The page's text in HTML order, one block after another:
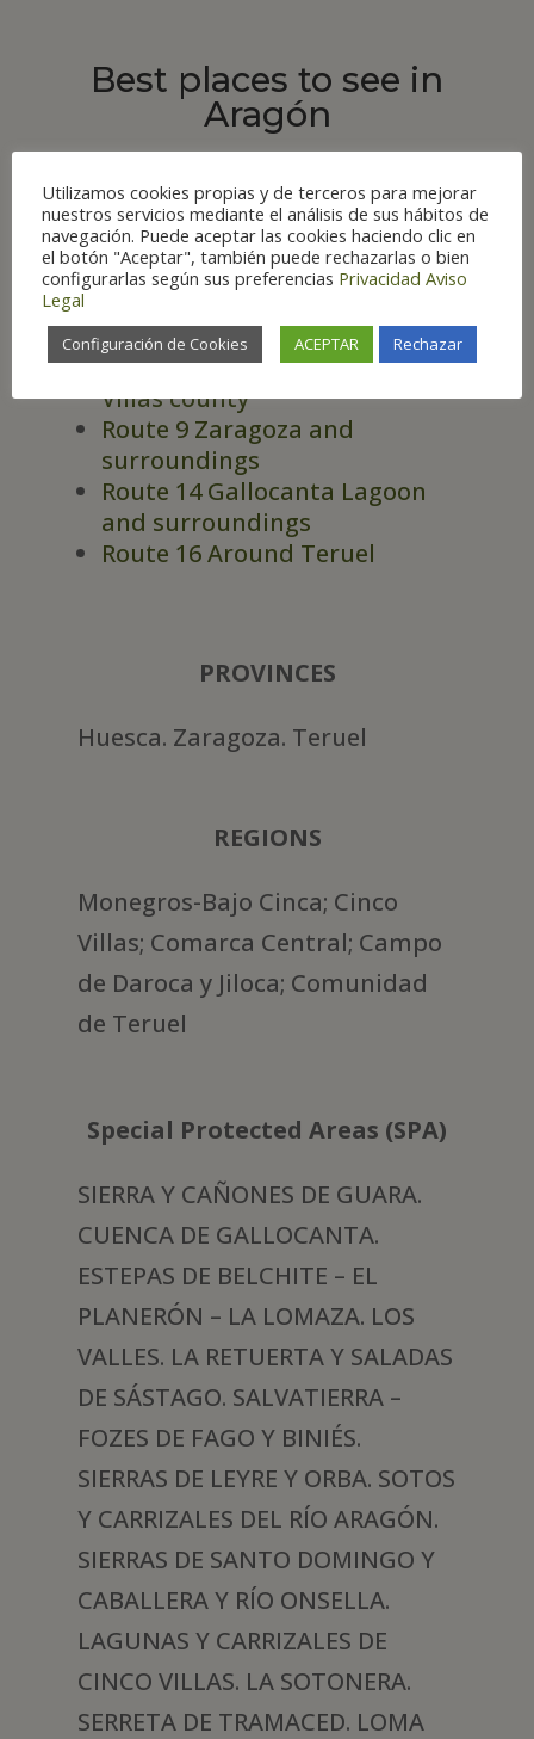
Best places to see in
Aragón
ROUTES
Cinca counties
Route 8 Wetlands of the Cinco
Villas county
Route 9 Zaragoza and
surroundings
Route 14 Gallocanta Lagoon
and surroundings
Route 16 Around Teruel
PROVINCES
Huesca. Zaragoza. Teruel
REGIONS
Monegros-Bajo Cinca; Cinco
Villas; Comarca Central; Campo
de Daroca y Jiloca; Comunidad
de Teruel
Special Protected Areas (SPA)
SIERRA Y CAÑONES DE GUARA.
CUENCA DE GALLOCANTA.
ESTEPAS DE BELCHITE – EL
PLANERÓN – LA LOMAZA. LOS
VALLES. LA RETUERTA Y SALADAS
DE SÁSTAGO. SALVATIERRA –
FOZES DE FAGO Y BINIÉS.
SIERRAS DE LEYRE Y ORBA. SOTOS
Y CARRIZALES DEL RÍO ARAGÓN.
SIERRAS DE SANTO DOMINGO Y
CABALLERA Y RÍO ONSELLA.
LAGUNAS Y CARRIZALES DE
CINCO VILLAS. LA SOTONERA.
SERRETA DE TRAMACED. LOMA
Utilizamos cookies propias y de terceros para mejorar
nuestros servicios mediante el análisis de sus hábitos de
navegación. Puede aceptar las cookies haciendo clic en
el botón "Aceptar", también puede rechazarlas o bien
configurarlas según sus preferencias Privacidad Aviso
Legal
Configuración de Cookies ACEPTAR Rechazar